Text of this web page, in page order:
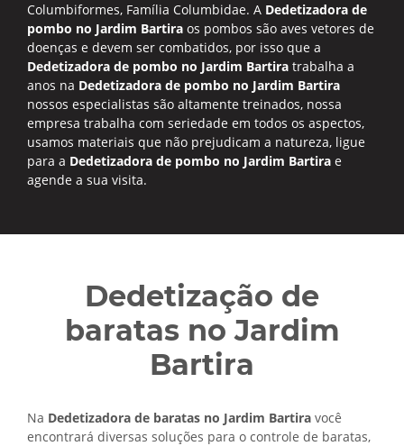
Columbiformes, Família Columbidae. A Dedetizadora de
pombo no Jardim Bartira os pombos são aves vetores de
doenças e devem ser combatidos, por isso que a
Dedetizadora de pombo no Jardim Bartira trabalha a
anos na Dedetizadora de pombo no Jardim Bartira
nossos especialistas são altamente treinados, nossa
empresa trabalha com seriedade em todos os aspectos,
usamos materiais que não prejudicam a natureza, ligue
para a Dedetizadora de pombo no Jardim Bartira e
agende a sua visita.
Dedetização de
baratas no Jardim
Bartira
Na Dedetizadora de baratas no Jardim Bartira você
encontrará diversas soluções para o controle de baratas,